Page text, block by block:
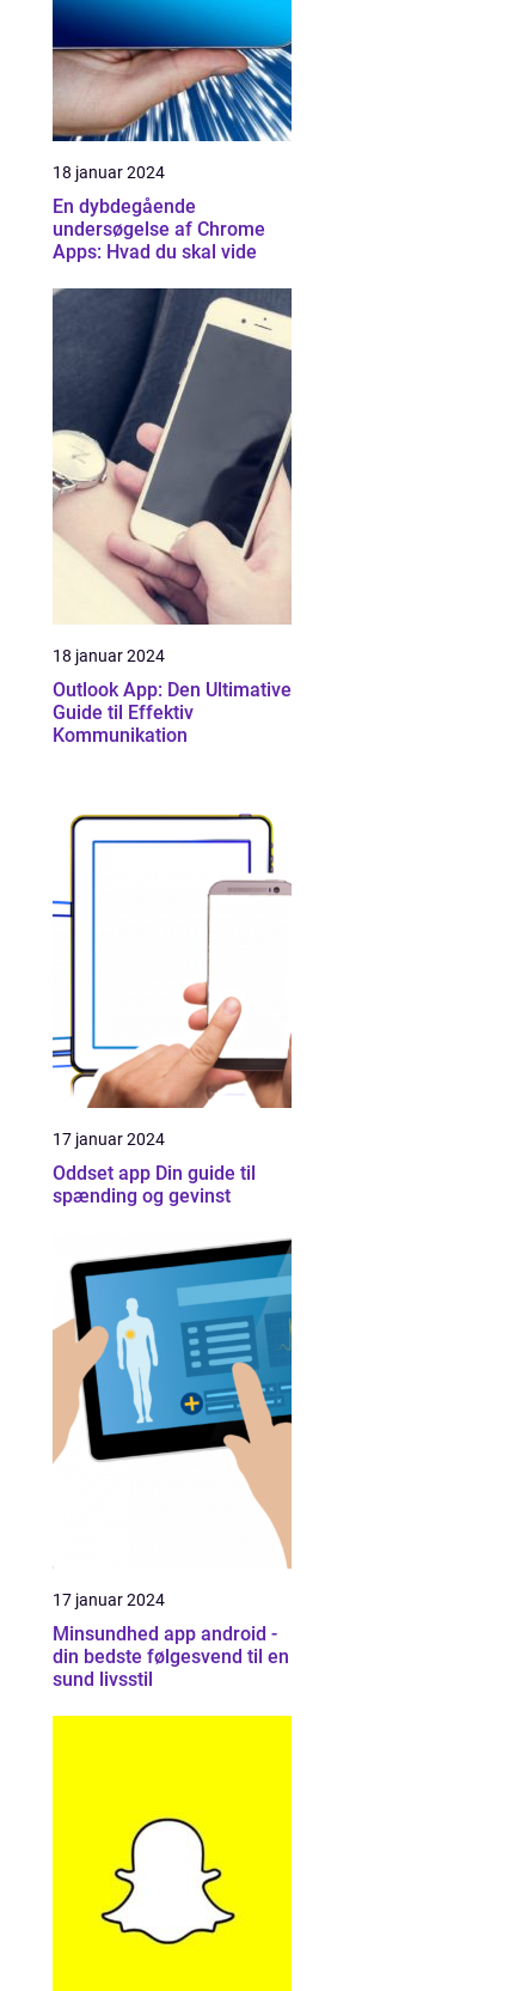
18 januar 2024
En dybdegående
undersøgelse af Chrome
Apps: Hvad du skal vide
18 januar 2024
Outlook App: Den Ultimative
Guide til Effektiv
Kommunikation
17 januar 2024
Oddset app Din guide til
spænding og gevinst
17 januar 2024
Minsundhed app android -
din bedste følgesvend til en
sund livsstil